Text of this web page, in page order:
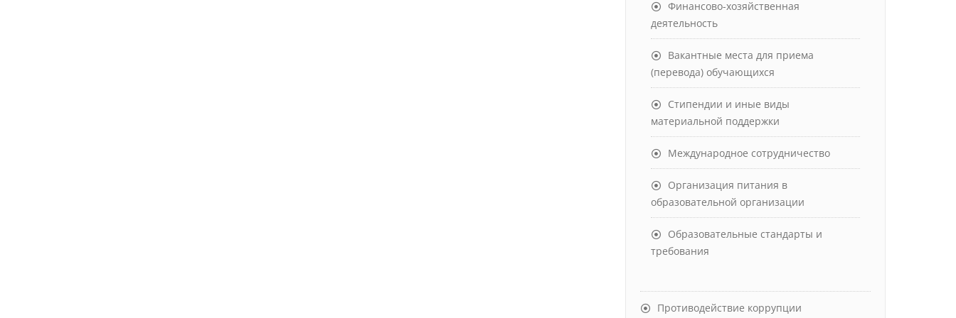
Финансово-хозяйственная
деятельность
Вакантные места для приема
(перевода) обучающихся
Стипендии и иные виды
материальной поддержки
Международное сотрудничество
Организация питания в
образовательной организации
Образовательные стандарты и
требования
Противодействие коррупции